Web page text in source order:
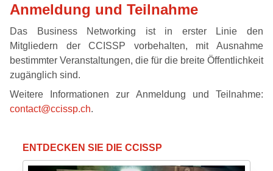
Anmeldung und Teilnahme
Das Business Networking ist in erster Linie den
Mitgliedern der CCISSP vorbehalten, mit Ausnahme
bestimmter Veranstaltungen, die für die breite Öffentlichkeit
zugänglich sind.
Weitere Informationen zur Anmeldung und Teilnahme:
contact@ccissp.ch.
ENTDECKEN SIE DIE CCISSP